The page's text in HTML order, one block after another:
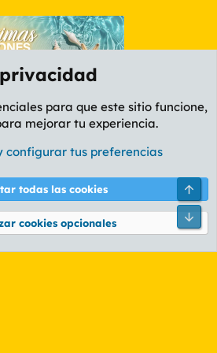
AMARILLO
reglas Política de privacidad Ayuda
® © 2010-2026 XenForo Ltd.
para que este sitio funcione,
mejorar tu experiencia.
configurar tus preferencias
todas las cookies
cookies opcionales
Pie